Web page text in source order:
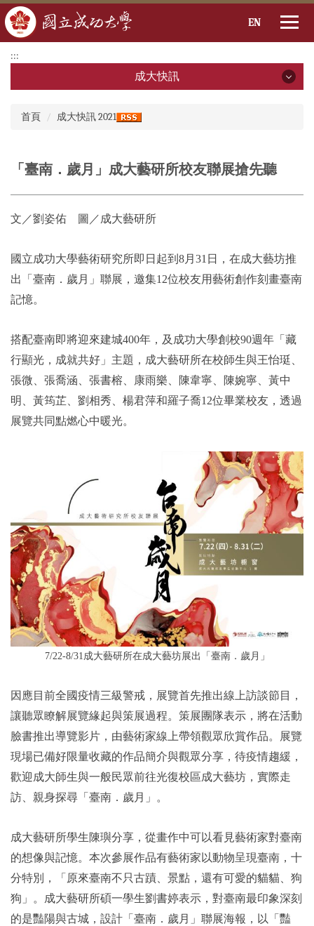
到
要
EN
:::
成大快訊
2025年
2024年
2023年
2022年
2021年
2019年
首頁
成大快訊 2021
「臺南．歲月」成大藝研所校友聯展搶先聽
文／劉姿佑 圖／成大藝研所
國立成功大學藝術研究所即日起到8月31日，在成大藝坊推
出「臺南．歲月」聯展，邀集12位校友用藝術創作刻畫臺南
記憶。
搭配臺南即將迎來建城400年，及成功大學創校90週年「藏
行顯光，成就共好」主題，成大藝研所在校師生與王怡珽、
張微、張喬涵、張書榕、康雨樂、陳韋寧、陳婉寧、黃中
明、黃筠芷、劉相秀、楊君萍和羅子喬12位畢業校友，透過
展覽共同點燃心中暖光。
7/22-8/31成大藝研所在成大藝坊展出「臺南．歲月」
因應目前全國疫情三級警戒，展覽首先推出線上訪談節目，
讓聽眾瞭解展覽緣起與策展過程。策展團隊表示，將在活動
臉書推出導覽影片，由藝術家線上帶領觀眾欣賞作品。展覽
現場已備好限量收藏的作品簡介與觀眾分享，待疫情趨緩，
歡迎成大師生與一般民眾前往光復校區成大藝坊，實際走
訪、親身探尋「臺南．歲月」。
成大藝研所學生陳璵分享，從畫作中可以看見藝術家對臺南
的想像與記憶。本次參展作品有藝術家以動物呈現臺南，十
分特別，「原來臺南不只古蹟、景點，還有可愛的貓貓、狗
狗」。成大藝研所碩一學生劉書婷表示，對臺南最印象深刻
的是豔陽與古城，設計「臺南．歲月」聯展海報，以「豔